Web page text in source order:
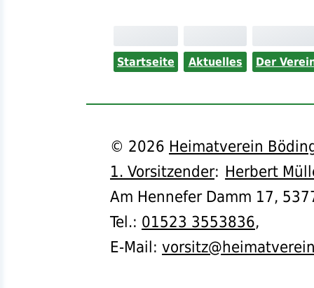
Startseite Aktuelles Der
© 2026 Heimatverein
1. Vorsitzender: Herbert
Am Hennefer Damm 17,
Tel.: 01523 3553836,
E-Mail: